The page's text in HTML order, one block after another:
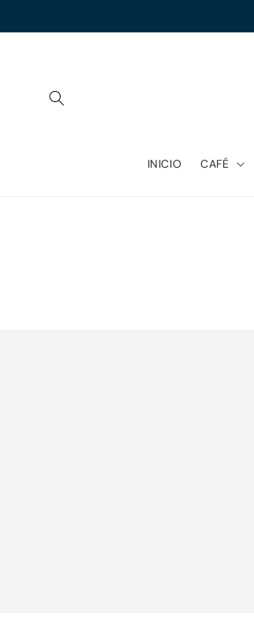
al contenido
INICIO CAFÉ